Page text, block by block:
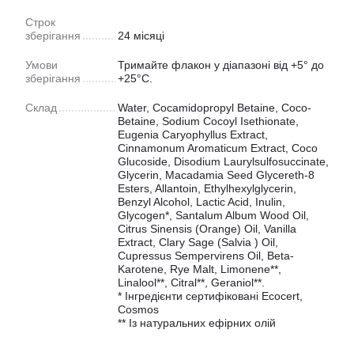
Строк
зберігання
24 місяці
Умови
зберігання
Тримайте флакон у діапазоні від +5° до
+25°С.
Склад
Water, Cocamidopropyl Betaine, Coco-
Betaine, Sodium Cocoyl Isethionate,
Eugenia Caryophyllus Еxtract,
Cinnamonum Aromaticum Еxtract, Coco
Glucoside, Disodium Laurylsulfosuccinate,
Glycerin, Macadamia Seed Glycereth-8
Esters, Allantoin, Ethylhexylglycerin,
Benzyl Alcohol, Lactic Acid, Inulin,
Glycogen*, Santalum Album Wood Oil,
Citrus Sinensis (Orange) Oil, Vanilla
Extract, Clary Sage (Salvia ) Oil,
Cupressus Sempervirens Oil, Beta-
Karotene, Rye Malt, Limonene**,
Linalool**, Citral**, Geraniol**.
* Інгредієнти сертифіковані Ecocert,
Cosmos
** Із натуральних ефірних олій